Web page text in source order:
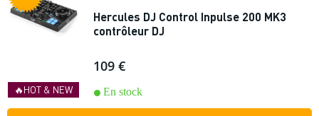
🔥HOT & NEW
Hercules DJ Control Inpulse 200 MK3
contrôleur DJ
109 €
En stock